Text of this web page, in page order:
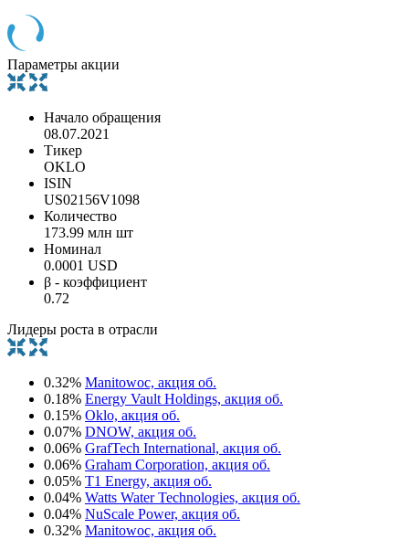
Параметры акции
Начало обращения
08.07.2021
Тикер
OKLO
ISIN
US02156V1098
Количество
173.99 млн шт
Номинал
0.0001 USD
β - коэффициент
0.72
Лидеры роста в отрасли
0.32% Manitowoc, акция об.
0.18% Energy Vault Holdings, акция об.
0.15% Oklo, акция об.
0.07% DNOW, акция об.
0.06% GrafTech International, акция об.
0.06% Graham Corporation, акция об.
0.05% T1 Energy, акция об.
0.04% Watts Water Technologies, акция об.
0.04% NuScale Power, акция об.
0.32% Manitowoc, акция об.